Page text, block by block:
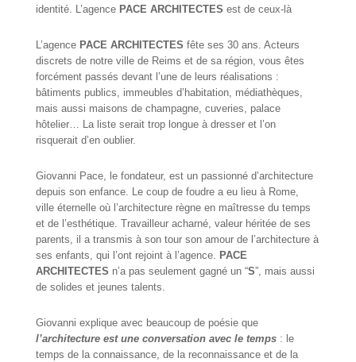
identité. L’agence PACE ARCHITECTES est de ceux-là
L’agence PACE ARCHITECTES fête ses 30 ans. Acteurs
discrets de notre ville de Reims et de sa région, vous êtes
forcément passés devant l’une de leurs réalisations :
bâtiments publics, immeubles d’habitation, médiathèques,
mais aussi maisons de champagne, cuveries, palace
hôtelier… La liste serait trop longue à dresser et l’on
risquerait d’en oublier.
Giovanni Pace, le fondateur, est un passionné d’architecture
depuis son enfance. Le coup de foudre a eu lieu à Rome,
ville éternelle où l’architecture règne en maîtresse du temps
et de l’esthétique. Travailleur acharné, valeur héritée de ses
parents, il a transmis à son tour son amour de l’architecture à
ses enfants, qui l’ont rejoint à l’agence. PACE
ARCHITECTES n’a pas seulement gagné un “S”, mais aussi
de solides et jeunes talents.
Giovanni explique avec beaucoup de poésie que
l’architecture est une conversation avec le temps : le
temps de la connaissance, de la reconnaissance et de la